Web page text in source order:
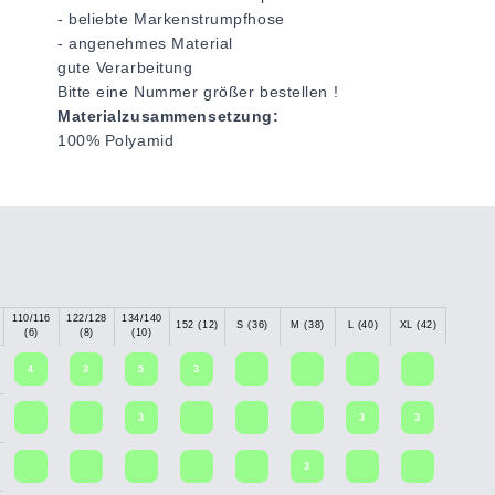
- beliebte Markenstrumpfhose
- angenehmes Material
gute Verarbeitung
Bitte eine Nummer größer bestellen !
Materialzusammensetzung:
100% Polyamid
110/116
(6)
122/128
(8)
134/140
(10)
152 (12) S (36) M (38) L (40) XL (42)
4 3 5 3
3 3 3
3